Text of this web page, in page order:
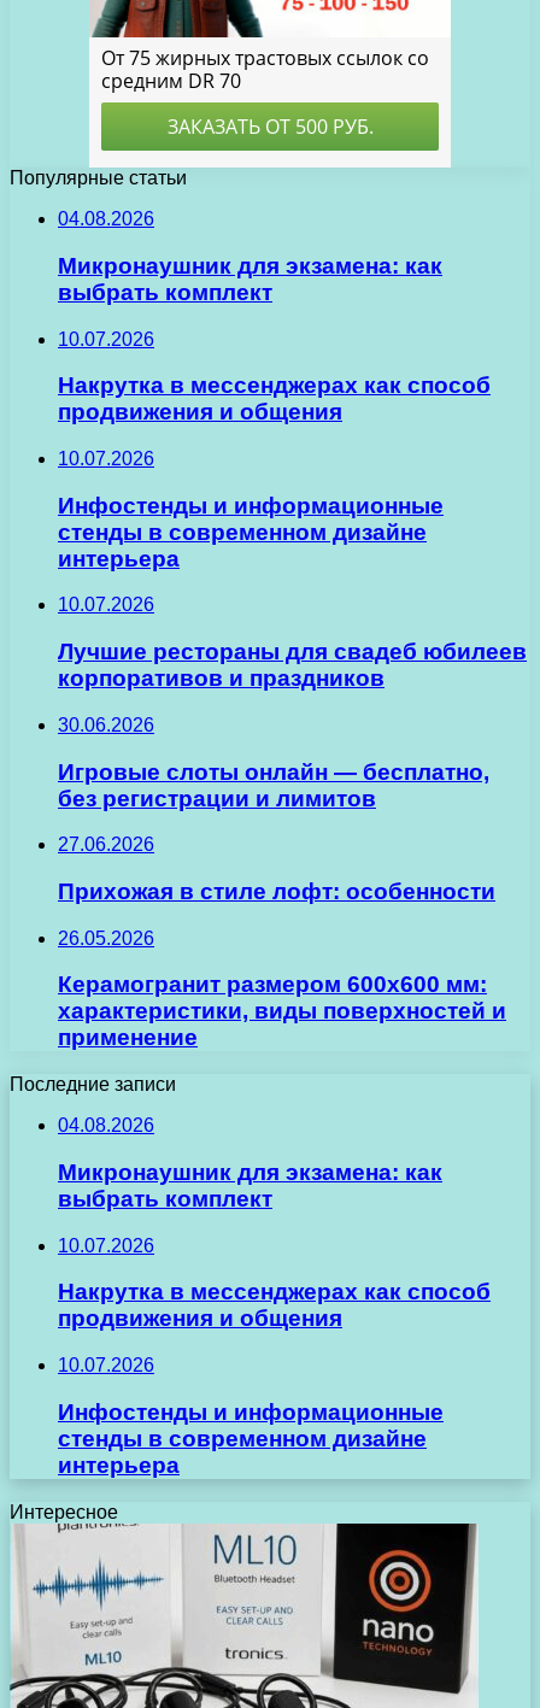
Популярные статьи
04.08.2026
Микронаушник для экзамена: как
выбрать комплект
10.07.2026
Накрутка в мессенджерах как способ
продвижения и общения
10.07.2026
Инфостенды и информационные
стенды в современном дизайне
интерьера
10.07.2026
Лучшие рестораны для свадеб юбилеев
корпоративов и праздников
30.06.2026
Игровые слоты онлайн — бесплатно,
без регистрации и лимитов
27.06.2026
Прихожая в стиле лофт: особенности
26.05.2026
Керамогранит размером 600х600 мм:
характеристики, виды поверхностей и
применение
Последние записи
04.08.2026
Микронаушник для экзамена: как
выбрать комплект
10.07.2026
Накрутка в мессенджерах как способ
продвижения и общения
10.07.2026
Инфостенды и информационные
стенды в современном дизайне
интерьера
Интересное